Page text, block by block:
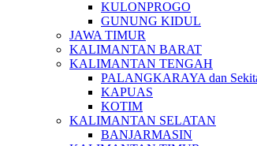
KULONPROGO
GUNUNG KIDUL
JAWA TIMUR
KALIMANTAN BARAT
KALIMANTAN TENGAH
PALANGKARAYA dan
KAPUAS
KOTIM
KALIMANTAN SELATAN
BANJARMASIN